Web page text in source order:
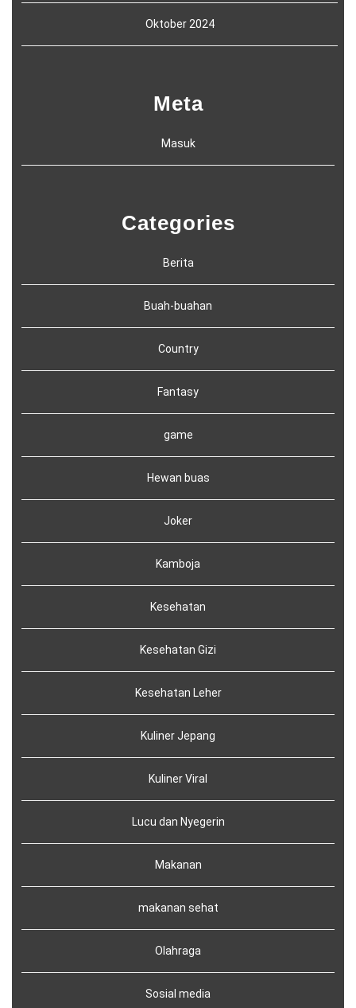
Oktober 2024
Meta
Masuk
Categories
Berita
Buah-buahan
Country
Fantasy
game
Hewan buas
Joker
Kamboja
Kesehatan
Kesehatan Gizi
Kesehatan Leher
Kuliner Jepang
Kuliner Viral
Lucu dan Nyegerin
Makanan
makanan sehat
Olahraga
Sosial media